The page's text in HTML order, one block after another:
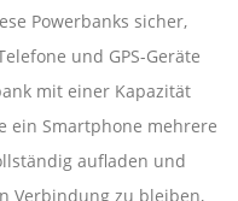
Powerbanks sicher,
und GPS-Geräte
mit einer Kapazität
ein Smartphone mehrere
aufladen und
Verbindung zu bleiben,